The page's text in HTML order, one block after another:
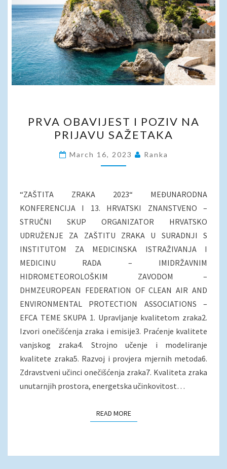
OBAVIJEST
I
POZIV
NA
SAŽETAKA
PRVA OBAVIJEST I POZIV NA
PRIJAVU SAŽETAKA
March 16, 2023 Ranka
“ZAŠTITA ZRAKA 2023“ MEĐUNARODNA
KONFERENCIJA I 13. HRVATSKI ZNANSTVENO –
STRUČNI SKUP ORGANIZATOR HRVATSKO
UDRUŽENJE ZA ZAŠTITU ZRAKA U SURADNJI S
INSTITUTOM ZA MEDICINSKA ISTRAŽIVANJA I
MEDICINU RADA – IMIDRŽAVNIM
HIDROMETEOROLOŠKIM ZAVODOM –
DHMZEUROPEAN FEDERATION OF CLEAN AIR AND
ENVIRONMENTAL PROTECTION ASSOCIATIONS –
EFCA TEME SKUPA 1. Upravljanje kvalitetom zraka2.
Izvori onečišćenja zraka i emisije3. Praćenje kvalitete
vanjskog zraka4. Strojno učenje i modeliranje
kvalitete zraka5. Razvoj i provjera mjernih metoda6.
Zdravstveni učinci onečišćenja zraka7. Kvaliteta zraka
unutarnjih prostora, energetska učinkovitost…
READ MOREREAD MORE